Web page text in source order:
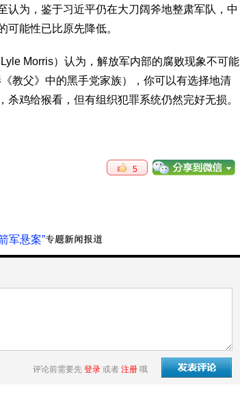
认为，鉴于习近平仍在大刀阔斧地整肃军队，中
可能性已比原先降低。
Morris）认为，解放军内部的腐败现象不可能
教父》中的黑手党家族），你可以有选择地清
鸡给猴看，但有组织犯罪系统仍然完好无损。
5
军悬案”
评论前需要先 登录 或者 注册 哦